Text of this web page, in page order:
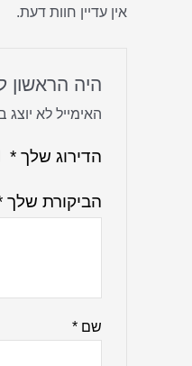
אין עדיין חוות דעת.
היה הראשון לכתוב סקירה “5405 – ציור
האימייל לא יוצג
הדירוג שלך *
הביקורת שלך
שם *